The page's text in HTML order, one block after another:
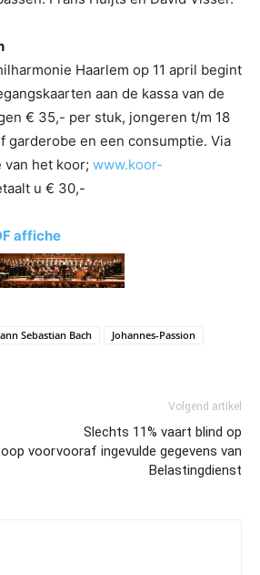
Haarlem op 11 april begint
aan de kassa van de
€ 35,- per stuk, jongeren t/m 18
garderobe en een consumptie. Via
het koor; www.koor-
u € 30,-
affiche
Sebastian Bach
Johannes-Passion
voor
Volgend artikel
Slechts 11% vaart blind op
vooraf ingevulde gegevens van
Belastingdienst